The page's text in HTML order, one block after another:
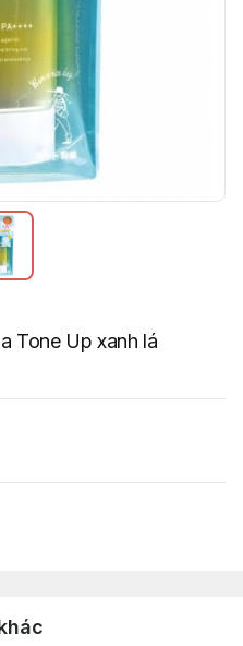
Tone Up xanh lá